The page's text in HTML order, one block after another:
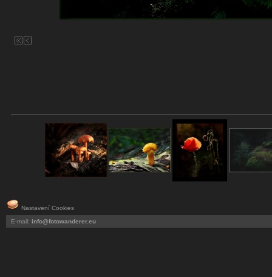
Nastavení Cookies
E-mail: info@fotowanderer.eu